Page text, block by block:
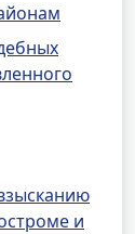
и